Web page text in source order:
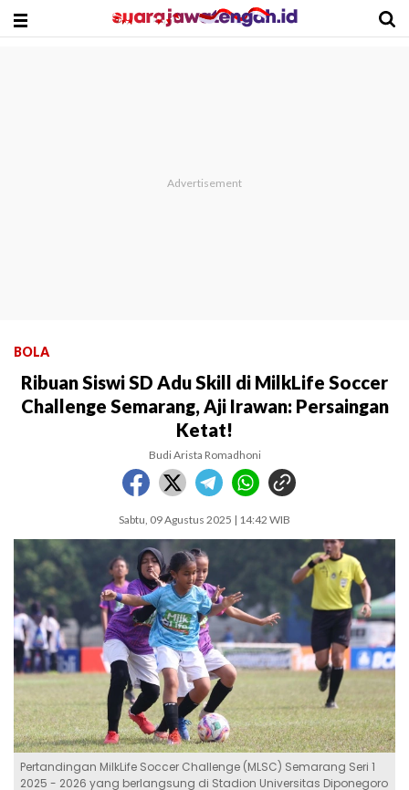
BOLA
Ribuan Siswi SD Adu Skill di MilkLife Soccer
Challenge Semarang, Aji Irawan: Persaingan
Ketat!
Budi Arista Romadhoni
Sabtu, 09 Agustus 2025 | 14:42 WIB
Pertandingan MilkLife Soccer Challenge (MLSC) Semarang Seri 1
2025 - 2026 yang berlangsung di Stadion Universitas Diponegoro